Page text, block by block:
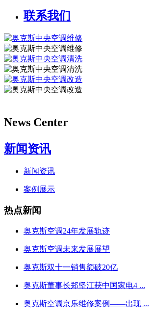
联系我们
News Center
新闻资讯
新闻资讯
案例展示
热点新闻
奥克斯空调24年发展轨迹
奥克斯空调未来发展展望
奥克斯双十一销售额破20亿
奥克斯董事长郑坚江获中国家电4 ...
奥克斯空调京乐维修案例——出现 ...